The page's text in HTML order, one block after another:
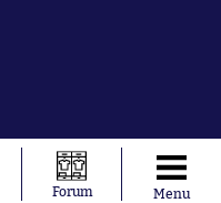
Forum Menu